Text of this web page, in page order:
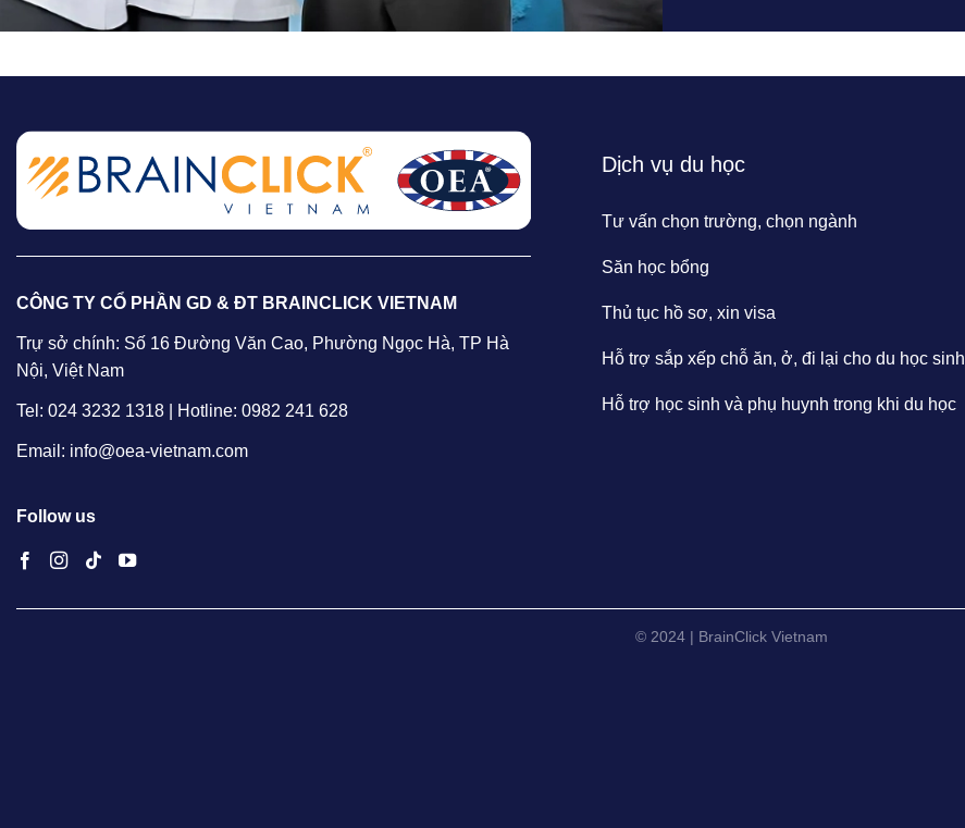
CÔNG TY CỔ PHẦN GD & ĐT BRAINCLICK VIETNAM
Trự sở chính: Số 16 Đường Văn Cao, Phường Ngọc Hà, TP Hà
Nội, Việt Nam
Tel: 024 3232 1318 | Hotline: 0982 241 628
Email: info@oea-vietnam.com
Follow us
Dịch vụ du học
Tư vấn chọn trường, chọn ngành
Săn học bổng
Thủ tục hồ sơ, xin visa
Hỗ trợ sắp xếp chỗ ăn, ở, đi lại cho du học sinh
Hỗ trợ học sinh và phụ huynh trong khi du học
© 2024 | BrainClick Vietnam